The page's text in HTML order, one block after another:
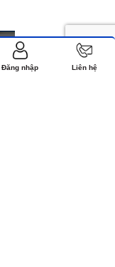
Đăng nhập Liên hệ